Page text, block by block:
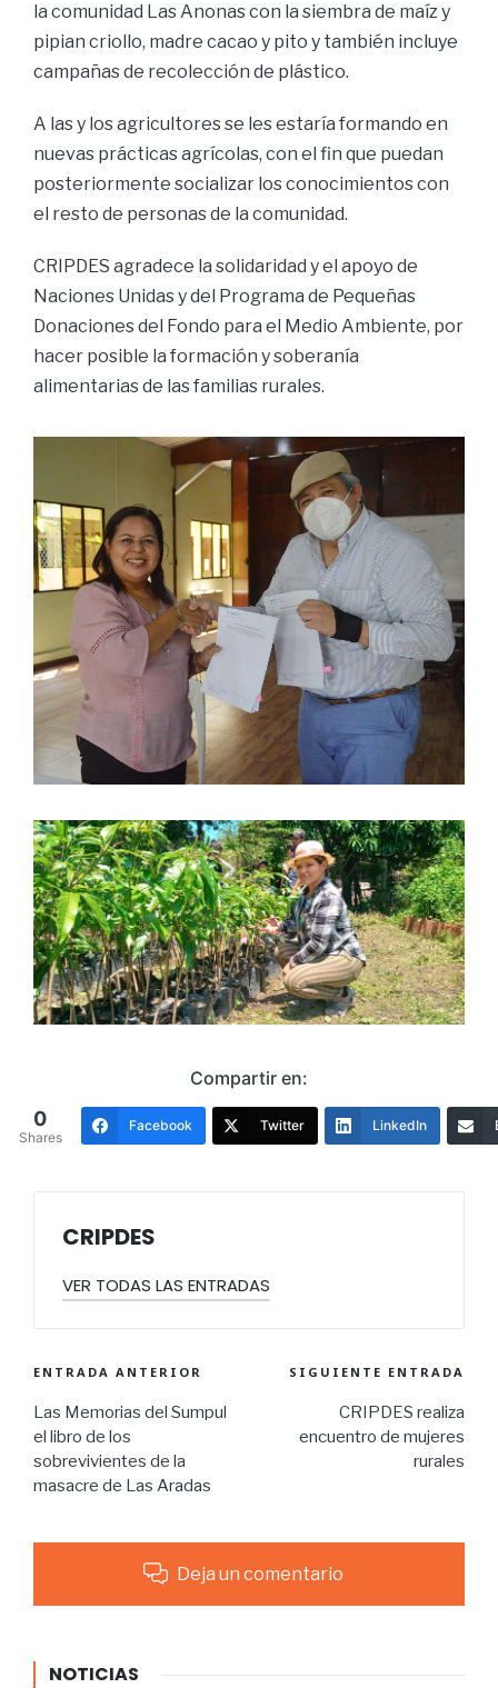
la comunidad Las Anonas con la siembra de maíz y
pipian criollo, madre cacao y pito y también incluye
campañas de recolección de plástico.
A las y los agricultores se les estaría formando en
nuevas prácticas agrícolas, con el fin que puedan
posteriormente socializar los conocimientos con
el resto de personas de la comunidad.
CRIPDES agradece la solidaridad y el apoyo de
Naciones Unidas y del Programa de Pequeñas
Donaciones del Fondo para el Medio Ambiente, por
hacer posible la formación y soberanía
alimentarias de las familias rurales.
Compartir en:
0
Shares
Facebook Twitter LinkedIn
CRIPDES
VER TODAS LAS ENTRADAS
ENTRADA ANTERIOR
Las Memorias del Sumpul
el libro de los
sobrevivientes de la
masacre de Las Aradas
SIGUIENTE ENTRADA
CRIPDES realiza
encuentro de mujeres
rurales
Deja un comentario
NOTICIAS